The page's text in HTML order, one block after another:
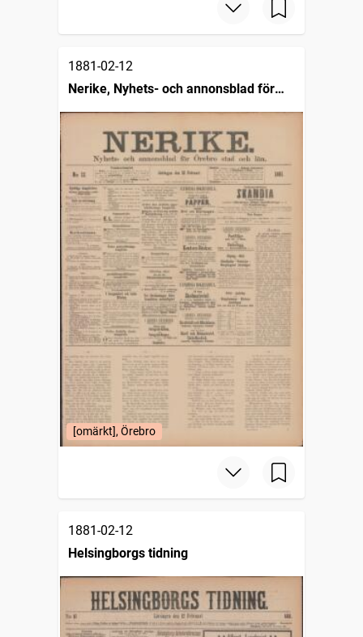
1881-02-12
Nerike, Nyhets- och annonsblad för
Örebro stad och län
[omärkt], Örebro
1881-02-12
Helsingborgs tidning